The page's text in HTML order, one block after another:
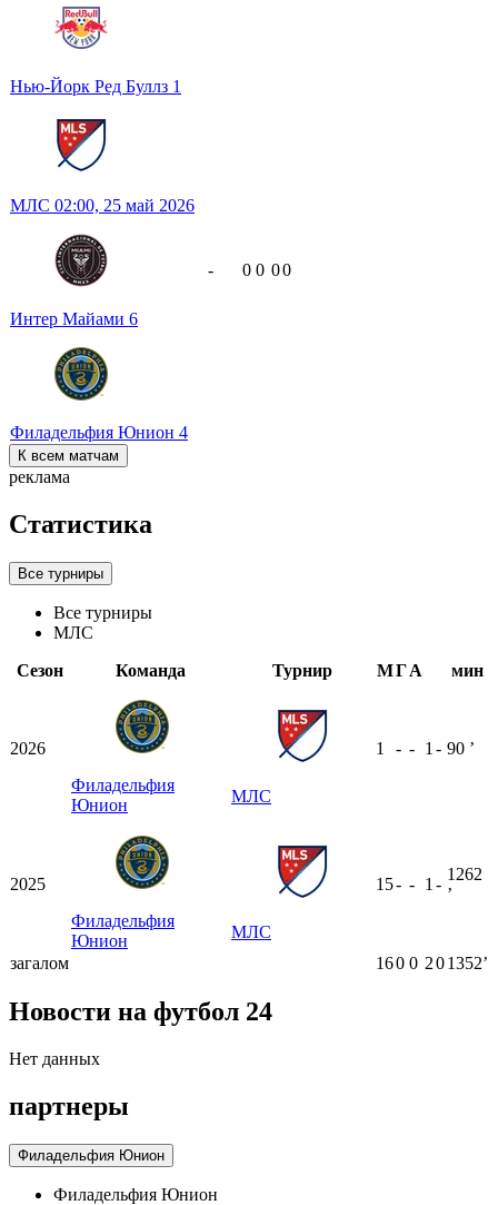
Нью-Йорк Ред Буллз 1
МЛС 02:00, 25 май 2026
Интер Майами 6
Филадельфия Юнион 4
- 0 0 00
К всем матчам
реклама
Статистика
Все турниры
Все турниры
МЛС
Сезон
Команда Турнир МГА мин
2026
Филадельфия
Юнион
МЛС
1 - - 1 - 90 ʼ
2025
Филадельфия
Юнион
МЛС
15- - 1 -
1262
ʼ
загалом 160 0 201352ʼ
Новости на футбол 24
Нет данных
партнеры
Филадельфия Юнион
Филадельфия Юнион